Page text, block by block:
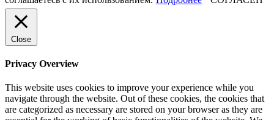
Close
Privacy Overview
This website uses cookies to improve your experience while you
navigate through the website. Out of these cookies, the cookies that
are categorized as necessary are stored on your browser as they are